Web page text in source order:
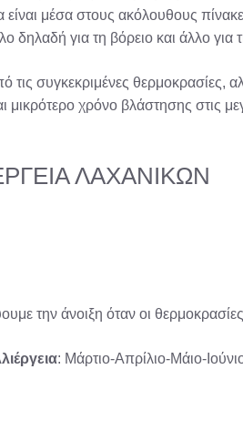
είναι μέσα στους ακόλουθους
δηλαδή για τη βόρειο και άλλο για
τις συγκεκριμένες θερμοκρασίες,
μικρότερο χρόνο βλάστησης στις
ΛΑΧΑΝΙΚΩΝ
την άνοιξη όταν οι θερμοκρασίες
: Μάρτιο-Απρίλιο-Μάιο-